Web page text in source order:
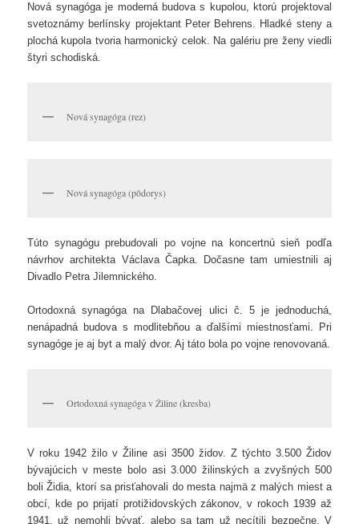
Nová synagóga je moderná budova s kupolou, ktorú projektoval
svetoznámy berlínsky projektant Peter Behrens. Hladké steny a
plochá kupola tvoria harmonický celok. Na galériu pre ženy viedli
štyri schodiská.
Nová synagóga (rez)
Nová synagóga (pôdorys)
Túto synagógu prebudovali po vojne na koncertnú sieň podľa
návrhov architekta Václava Čapka. Dočasne tam umiestnili aj
Divadlo Petra Jilemnického.
Ortodoxná synagóga na Dlabačovej ulici č. 5 je jednoduchá,
nenápadná budova s modlitebňou a ďalšími miestnosťami. Pri
synagóge je aj byt a malý dvor. Aj táto bola po vojne renovovaná.
Ortodoxná synagóga v Žiline (kresba)
V roku 1942 žilo v Žiline asi 3500 židov. Z týchto 3.500 Židov
bývajúcich v meste bolo asi 3.000 žilinských a zvyšných 500
boli Židia, ktorí sa prisťahovali do mesta najmä z malých miest a
obcí, kde po prijatí protižidovských zákonov, v rokoch 1939 až
1941, už nemohli bývať, alebo sa tam už necítili bezpečne. V